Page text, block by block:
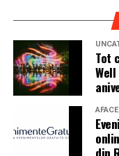
festivalului: glo™,
Bacardi, Martini,
Image, Pepsi,
aqua, Lay’s, e-on,
biciclop, syoss,
Athénée Palace,
Abonamentele pot fi
Tot